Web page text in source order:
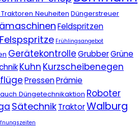
Neuheiten Düngerstreuer
Feldspritzen
Felspspritze Frühlingsangebot
GerätekontrolleGrubberGrüne
Kuhn Kurzscheibenegen
PressenPrämie
Düngetechnikaktion Roboter
SätechnikTraktorWalburg